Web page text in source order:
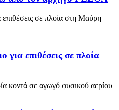
επιθέσεις σε πλοία